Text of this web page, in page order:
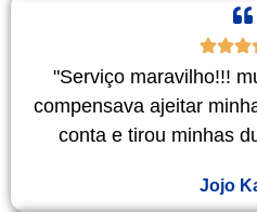
"Serviço maravilho!!!
compensava ajeitar
conta e tirou minhas
Jojo